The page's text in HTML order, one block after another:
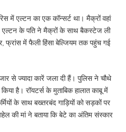
में एल्टन का एक कॉन्सर्ट था। मैक्रों वहां
के पति ने मैक्रों के साथ बैकस्टेज ली
फ्रांस में फैली हिंसा बेल्जियम तक पहुंच गई
से ज्यादा कारें जला दी हैं। पुलिस ने चौथे
है। रॉयटर्स के मुताबिक हालात काबू में
के साथ बख्तरबंद गाड़ियों को सड़कों पर
की मां ने बताया कि बेटे का अंतिम संस्कार